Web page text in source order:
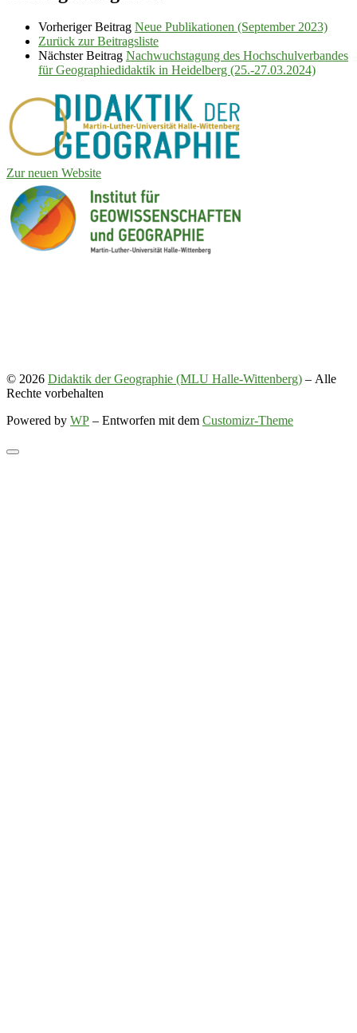
Vorheriger Beitrag Neue Publikationen (September 2023)
Zurück zur Beitragsliste
Nächster Beitrag Nachwuchstagung des Hochschulverbandes
für Geographiedidaktik in Heidelberg (25.-27.03.2024)
Zur neuen Website
© 2026 Didaktik der Geographie (MLU Halle-Wittenberg) – Alle
Rechte vorbehalten
Powered by WP – Entworfen mit dem Customizr-Theme